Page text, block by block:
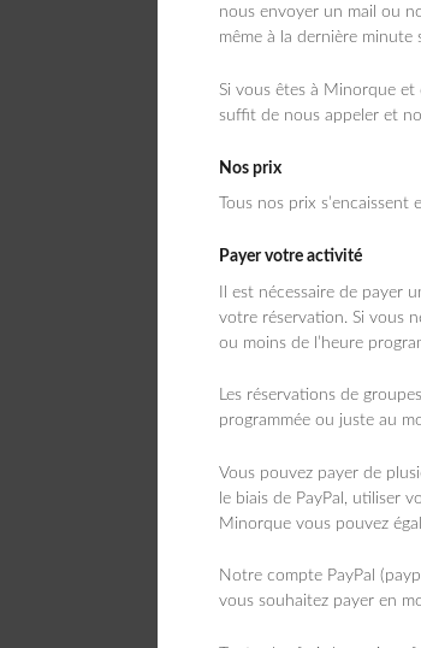
nous envoyer un mail ou
même à la dernière minute
Si vous êtes à Minorque
suffit de nous appeler et
Nos prix
Tous nos prix
Payer votre activité
Il est nécessaire de
votre réservation. Si vous
ou moins de l’heure
Les réservations de
programmée ou juste au
Vous pouvez payer de
le biais de PayPal, utiliser
Minorque vous pouvez
Notre compte PayPal
vous souhaitez payer en